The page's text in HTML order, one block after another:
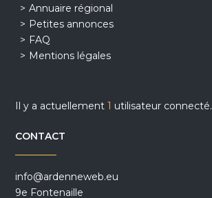
Annuaire régional
Petites annonces
FAQ
Mentions légales
Il y a actuellement1 utilisateur connecté.
CONTACT
info@ardenneweb.eu
9e Fontenaille